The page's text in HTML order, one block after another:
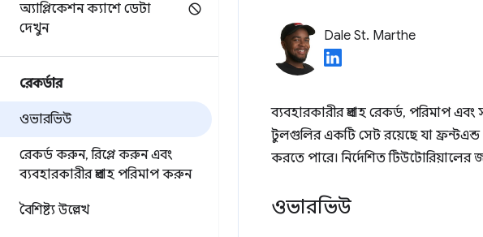
অ্যাপ্লিকেশন ক্যাশে ডেটা
দেখুন
রেকর্ডার
ওভারভিউ
রেকর্ড করুন, রিপ্লে করুন এবং
ব্যবহারকারীর প্রবাহ পরিমাপ করুন
বৈশিষ্ট্য উল্লেখ
Dale St. Marthe
ব্যবহারকারীর প্রবাহ রেকর্ড, পরিমাপ
টুলগুলির একটি সেট রয়েছে যা
করতে পারে। নির্দেশিত টিউটোরিয়ালের
ওভারভিউ